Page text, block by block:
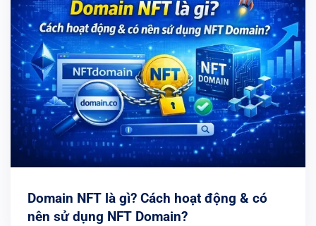
Domain NFT là gì? Cách hoạt động & có
nên sử dụng NFT Domain?